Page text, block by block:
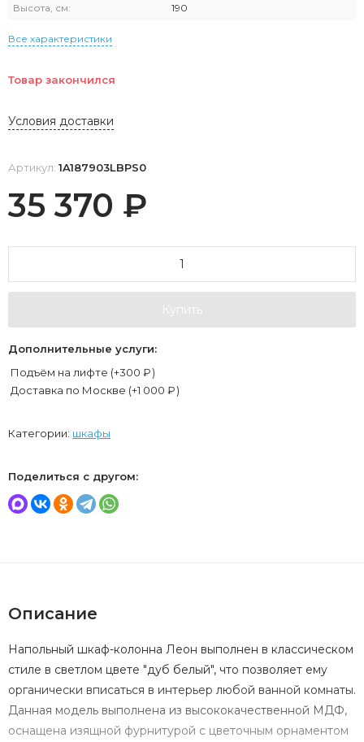
Высота, см: 190
Все характеристики
Товар закончился
Условия доставки
Артикул: 1A187903LBPS0
35 370 ₽
Купить
Дополнительные услуги:
Подъём на лифте (+300 ₽)
Доставка по Москве (+1 000 ₽)
Категории: шкафы
Поделиться с другом:
Описание
Напольный шкаф-колонна Леон выполнен в классическом
стиле в светлом цвете "дуб белый", что позволяет ему
органически вписаться в интерьер любой ванной комнаты.
Данная модель выполнена из высококачественной МДФ,
оснащена изящной фурнитурой с цветочным орнаментом